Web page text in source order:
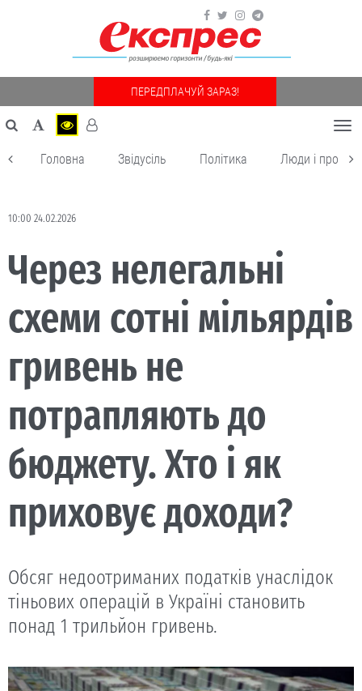
ПЕРЕДПЛАЧУЙ ЗАРАЗ!
Головна Звідусіль Політика Люди і
10:00 24.02.2026
Через нелегальні
схеми сотні мільярдів
гривень не
потрапляють до
бюджету. Хто і як
приховує доходи?
Обсяг недоотриманих податків унаслідок
тіньових операцій в Україні становить
понад 1 трильйон гривень.